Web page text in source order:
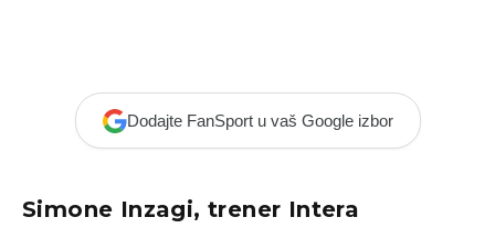
Dodajte FanSport u vaš Google izbor
Simone Inzagi, trener Intera